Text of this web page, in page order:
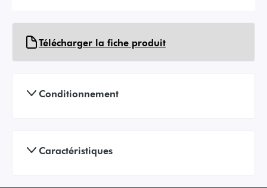
Télécharger la fiche produit
Conditionnement
Caractéristiques